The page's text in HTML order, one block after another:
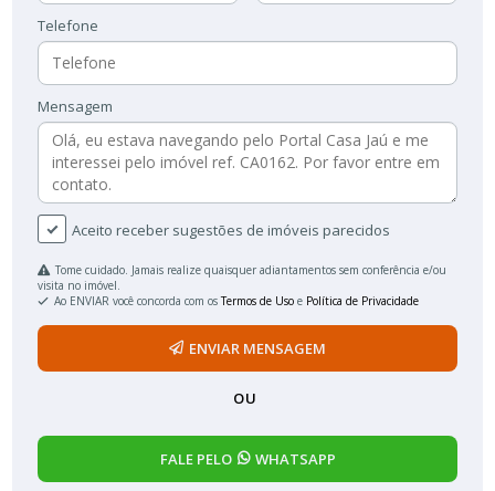
Telefone
Mensagem
Aceito receber sugestões de imóveis parecidos
Tome cuidado. Jamais realize quaisquer adiantamentos sem conferência e/ou
visita no imóvel.
Ao ENVIAR você concorda com osTermos de Uso e Política de Privacidade
ENVIAR MENSAGEM
OU
FALE PELO WHATSAPP